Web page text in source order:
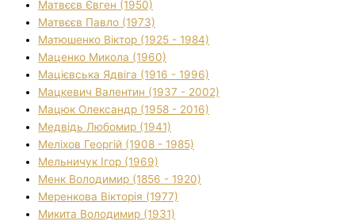
Матвєєв Євген (1950)
Матвєєв Павло (1973)
Матюшенко Віктор (1925 - 1984)
Маценко Микола (1960)
Мацієвська Ядвіга (1916 - 1996)
Мацкевич Валентин (1937 - 2002)
Мацюк Олександр (1958 - 2016)
Медвідь Любомир (1941)
Меліхов Георгій (1908 - 1985)
Мельничук Ігор (1969)
Менк Володимир (1856 - 1920)
Меренкова Вікторія (1977)
Микита Володимир (1931)